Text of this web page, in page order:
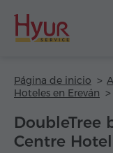
Página de inicio
Hoteles en Ereván
DoubleTree
Centre